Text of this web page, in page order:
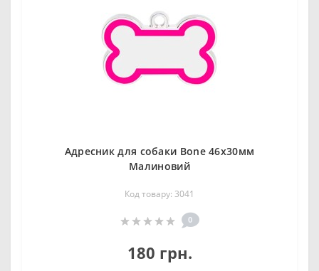
Адресник для собаки Bone 46х30мм
Малиновий
Код товару: 3041
0
180 грн.